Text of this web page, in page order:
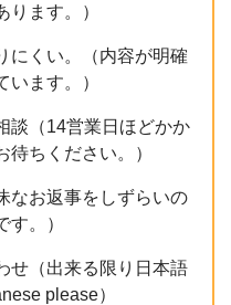
ます。）
にくい。（内容が明確
ます。）
談（14営業日ほどかか
待ちください。）
なお返事をしずらいの
。）
せ（出来る限り日本語
please）